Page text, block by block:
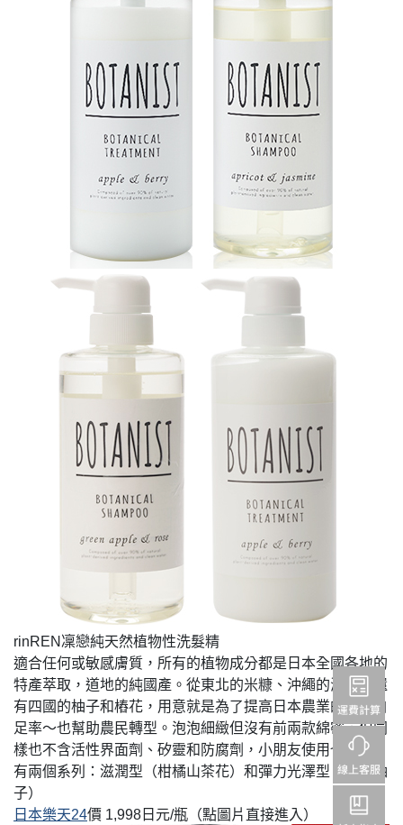
rinREN凜戀純天然植物性洗髮精
適合任何或敏感膚質，所有的植物成分都是日本全國各地的
特產萃取，道地的純國產。從東北的米糠、沖繩的海蘊，還
有四國的柚子和樁花，用意就是為了提高日本農業的自給自
足率～也幫助農民轉型。泡泡細緻但沒有前兩款綿密，但同
樣也不含活性界面劑、矽靈和防腐劑，小朋友使用也OK！
有兩個系列：滋潤型（柑橘山茶花）和彈力光澤型（生薑柚
子）
日本樂天24價 1,998日元/瓶（點圖片直接進入）